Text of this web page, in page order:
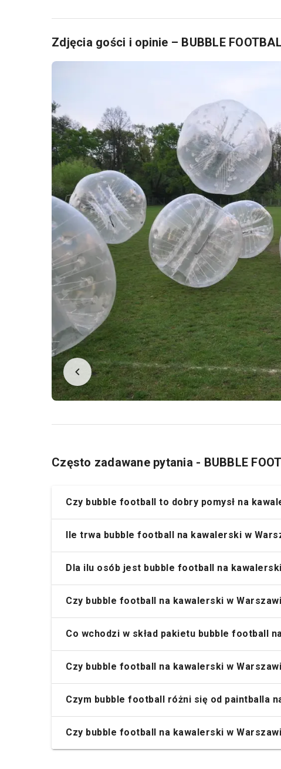
Zdjęcia gości i opinie – BUBBLE
Często zadawane pytania - BUBBLE
Czy bubble football to dobry pomysł na
Ile trwa bubble football na kawalerski w
Dla ilu osób jest bubble football na
Czy bubble football na kawalerski w
Co wchodzi w skład pakietu bubble football
Czy bubble football na kawalerski w
Czym bubble football różni się od paintballa
Czy bubble football na kawalerski w